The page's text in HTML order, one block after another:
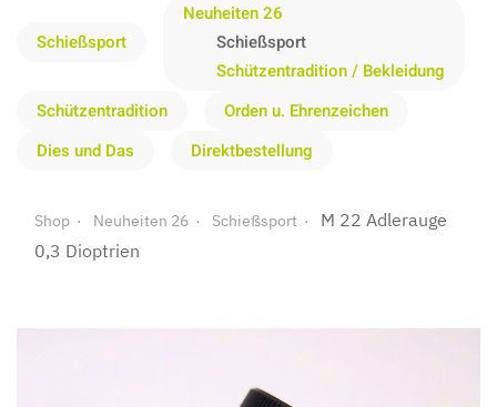
Schießsport
Neuheiten 26
Schießsport
Schützentradition / Bekleidung
Schützentradition
Orden u. Ehrenzeichen
Dies und Das
Direktbestellung
Shop Neuheiten 26 Schießsport
M 22 Adlerauge
0,3 Dioptrien